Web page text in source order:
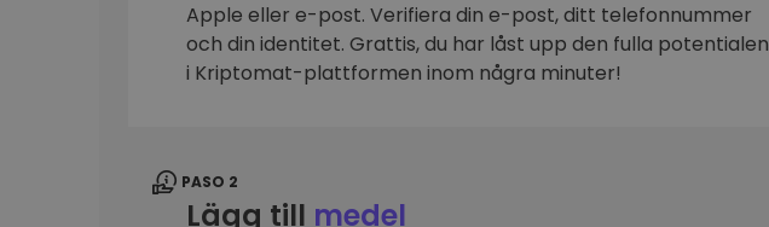
Investeringsutforskaren
Hitta din kryptostrategi
Apple eller e-post. Verifiera din e-post, ditt telefonnummer
och din identitet. Grattis, du har låst upp den fulla potentialen
i Kriptomat-plattformen inom några minuter!
PASO 2
Lägg till medel